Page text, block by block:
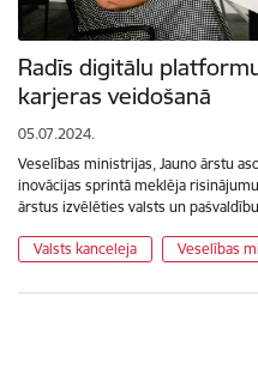
Radīs digitālu
karjeras veidošanā
05.07.2024.
Veselības ministrijas, Jauno ārstu
inovācijas sprintā meklēja
ārstus izvēlēties valsts un
Valsts kanceleja Veselības